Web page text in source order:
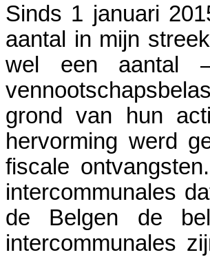
Sinds 1 januari
aantal in mijn
wel een aantal
grond van hun
hervorming werd
fiscale
intercommunales
de Belgen de
intercommunales